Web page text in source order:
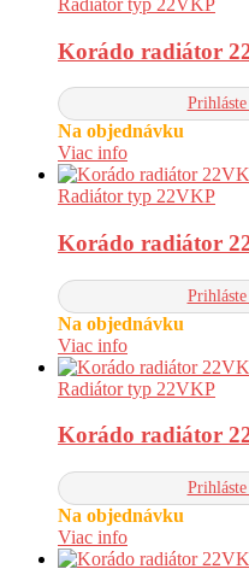
Korádo radiátor
Na objednávku
Viac info
Radiátor typ 22VKP
Korádo radiátor
Na objednávku
Viac info
Radiátor typ 22VKP
Korádo radiátor
Na objednávku
Viac info